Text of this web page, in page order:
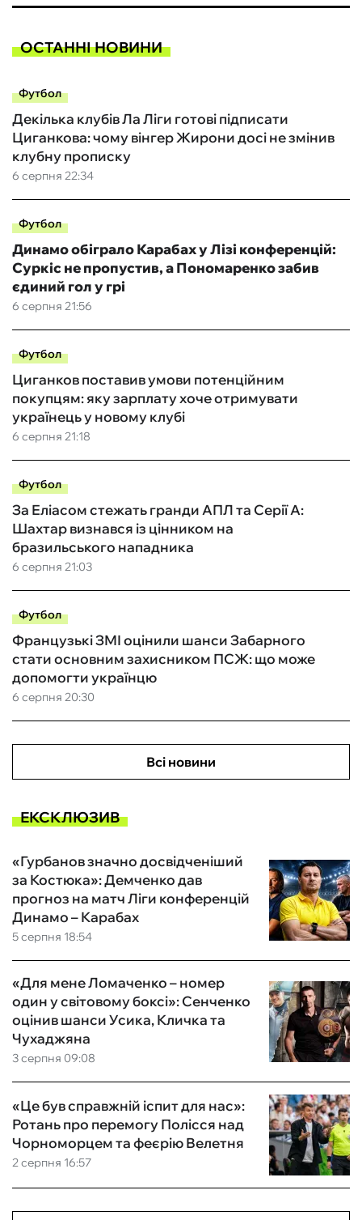
ОСТАННІ НОВИНИ
Футбол
6 серпня 22:34
Декілька клубів Ла Ліги готові підписати
Циганкова: чому вінгер Жирони досі не змінив
клубну прописку
Футбол
6 серпня 21:56
Динамо обіграло Карабах у Лізі конференцій:
Суркіс не пропустив, а Пономаренко забив
єдиний гол у грі
Футбол
6 серпня 21:18
Циганков поставив умови потенційним
покупцям: яку зарплату хоче отримувати
українець у новому клубі
Футбол
6 серпня 21:03
За Еліасом стежать гранди АПЛ та Серії А:
Шахтар визнався із цінником на
бразильського нападника
Футбол
6 серпня 20:30
Французькі ЗМІ оцінили шанси Забарного
стати основним захисником ПСЖ: що може
допомогти українцю
Всі новини
ЕКСКЛЮЗИВ
5 серпня 18:54
«Гурбанов значно досвідченіший
за Костюка»: Демченко дав
прогноз на матч Ліги конференцій
Динамо – Карабах
3 серпня 09:08
«Для мене Ломаченко – номер
один у світовому боксі»: Сенченко
оцінив шанси Усика, Кличка та
Чухаджяна
2 серпня 16:57
«Це був справжній іспит для нас»:
Ротань про перемогу Полісся над
Чорноморцем та феєрію Велетня